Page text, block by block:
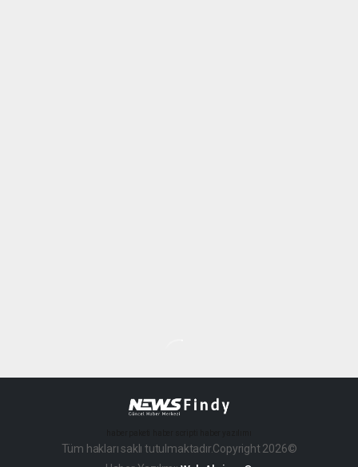
Tüm hakları saklı tutulmaktadır.Copyright 2026©